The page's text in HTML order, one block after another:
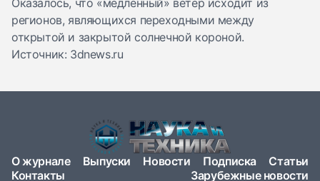
Оказалось, что «медленный» ветер исходит из
регионов, являющихся переходными между
открытой и закрытой солнечной короной.
Источник: 3dnews.ru
О журнале Выпуски Новости Подписка
Статьи
Контакты
Зарубежные новости